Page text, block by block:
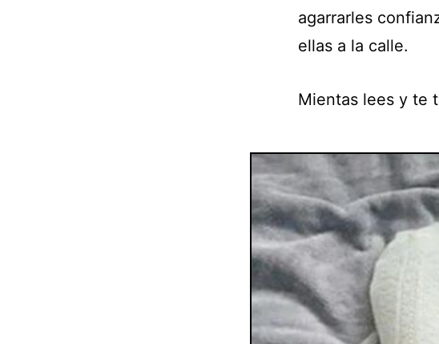
agarrarles
ellas a la calle.
Mientas lees y te